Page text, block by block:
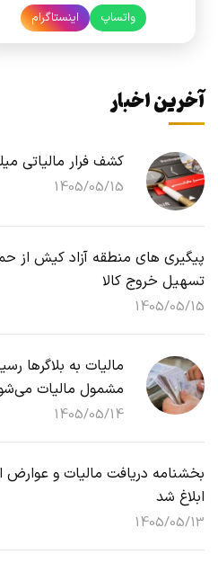
واتساپ اینستاگرام
آخرین اخبار
کشف فرار مالیاتی
1405/05/15
پیگیری های منطقه آزاد کیش از
تسهیل خروج کالا
1405/05/15
مالیات به بلاگرها
مشمول مالیات
1405/05/14
بخشنامه دریافت مالیات و عوارض
ابلاغ شد
1405/05/13